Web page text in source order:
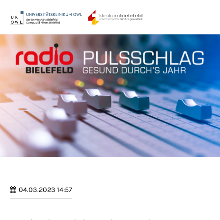
Login
Benutzername
Passwort
Anmelden
04.03.2023 14:57